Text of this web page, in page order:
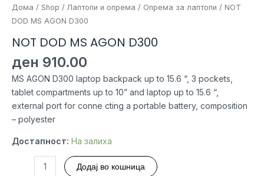
Дома / Shop / Лаптопи и опрема / Опрема за лаптопи / NOT
DOD MS AGON D300
NOT DOD MS AGON D300
ден 910.00
MS AGON D300 laptop backpack up to 15.6 “, 3 pockets,
tablet compartments up to 10” and laptop up to 15.6 “,
external port for conne cting a portable battery, composition
– polyester
Достапност: На залиха
Додај во кошница